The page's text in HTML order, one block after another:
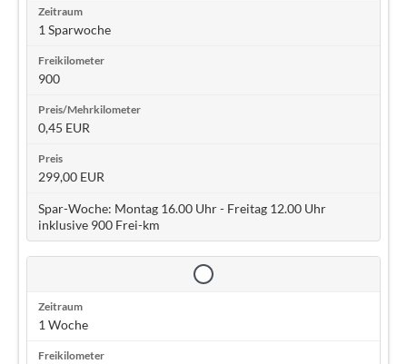
1 Sparwoche
900
0,45 EUR
299,00 EUR
Spar-Woche: Montag 16.00 Uhr - Freitag 12.00 Uhr
inklusive 900 Frei-km
1 Woche